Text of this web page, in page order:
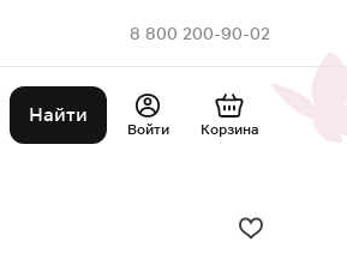
8 800 200-90-02
Найти
Войти Корзина